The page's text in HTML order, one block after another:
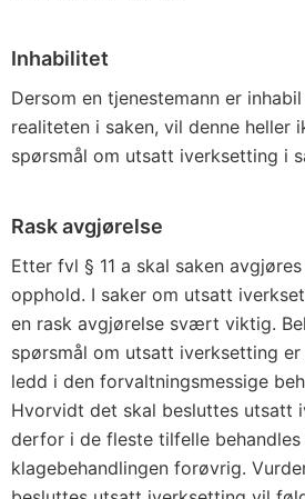
Inhabilitet
Dersom en tjenestemann er
realiteten i saken, vil denne heller
spørsmål om utsatt iverksetting i
Rask avgjørelse
Etter fvl § 11 a skal saken
opphold. I saker om utsatt
en rask avgjørelse svært viktig.
spørsmål om utsatt iverksetting
ledd i den forvaltningsmessige
Hvorvidt det skal besluttes utsatt
derfor i de fleste tilfelle behandles
klagebehandlingen forøvrig.